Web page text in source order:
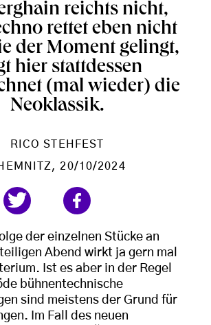
reichts nicht,
rettet eben nicht
der Moment gelingt,
hier stattdessen
(mal wieder) die
Neoklassik.
RICO STEHFEST
, 20/10/2024
der einzelnen Stücke an
Abend wirkt ja gern mal
Ist es aber in der Regel
bühnentechnische
sind meistens der Grund für
Im Fall des neuen